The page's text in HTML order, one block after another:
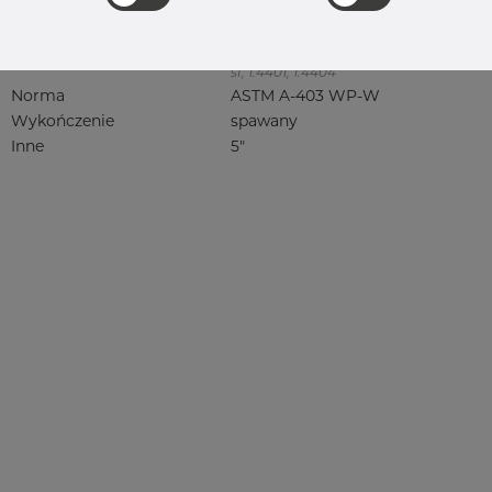
sf, 1.4401, 1.4404
Norma
ASTM A-403 WP-W
Wykończenie
spawany
Inne
5"